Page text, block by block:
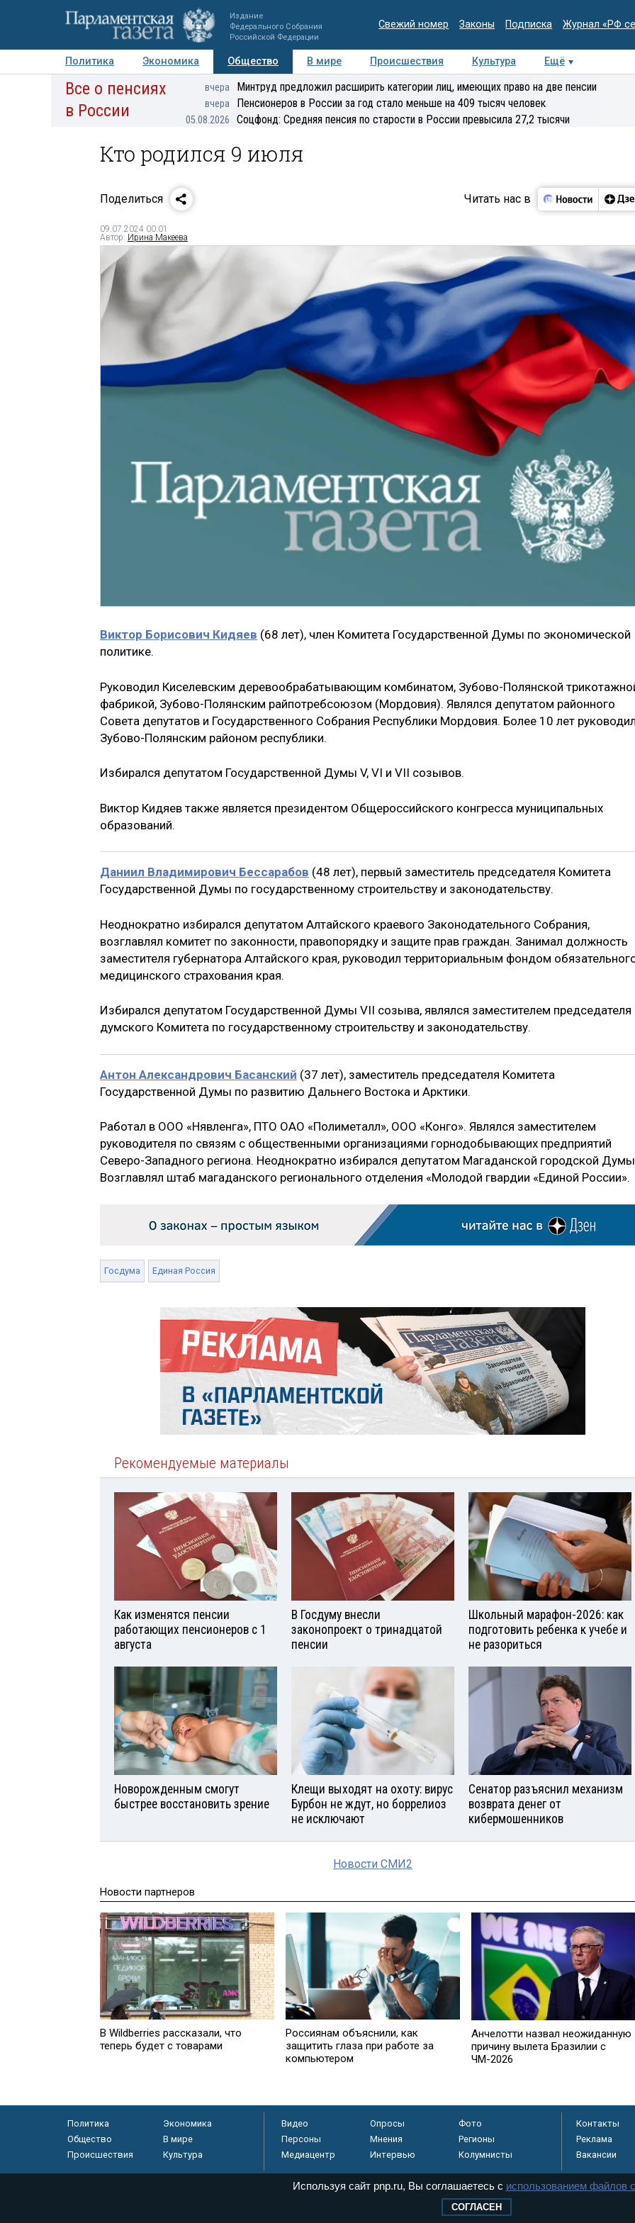
Издание
Федерального Собрания
Российской Федерации
Свежий номер Законы Подписка Журнал «РФ
Политика Экономика Общество В мире Происшествия Культура
Ещё
Авторы Персоны Мнения Регионы Медиацентр Интервью Колумнисты
Все о пенсиях
в России
вчера Минтруд предложил расширить категории лиц, имеющих право на две пенсии
вчера Пенсионеров в России за год стало меньше на 409 тысяч человек
05.08.2026 Соцфонд: Средняя пенсия по старости в России превысила 27,2 тысячи
Кто родился 9 июля
Поделиться Читать нас в
09.07.2024 00:01
Автор: Ирина Макеева
Виктор Борисович Кидяев (68 лет), член Комитета Государственной Думы по экономической
политике.
Руководил Киселевским деревообрабатывающим комбинатом, Зубово-Полянской
фабрикой, Зубово-Полянским райпотребсоюзом (Мордовия). Являлся депутатом районного
Совета депутатов и Государственного Собрания Республики Мордовия. Более 10 лет
Зубово-Полянским районом республики.
Избирался депутатом Государственной Думы V, VI и VII созывов.
Виктор Кидяев также является президентом Общероссийского конгресса муниципальных
образований.
Даниил Владимирович Бессарабов (48 лет), первый заместитель председателя Комитета
Государственной Думы по государственному строительству и законодательству.
Неоднократно избирался депутатом Алтайского краевого Законодательного Собрания,
возглавлял комитет по законности, правопорядку и защите прав граждан. Занимал должность
заместителя губернатора Алтайского края, руководил территориальным фондом
медицинского страхования края.
Избирался депутатом Государственной Думы VII созыва, являлся заместителем председателя
думского Комитета по государственному строительству и законодательству.
Антон Александрович Басанский (37 лет), заместитель председателя Комитета
Государственной Думы по развитию Дальнего Востока и Арктики.
Работал в ООО «Нявленга», ПТО ОАО «Полиметалл», ООО «Конго». Являлся заместителем
руководителя по связям с общественными организациями горнодобывающих предприятий
Северо-Западного региона. Неоднократно избирался депутатом Магаданской городской
Возглавлял штаб магаданского регионального отделения «Молодой гвардии «Единой России».
Госдума Единая Россия
Рекомендуемые материалы
Как изменятся пенсии
работающих пенсионеров с 1
августа
В Госдуму внесли
законопроект о тринадцатой
пенсии
Школьный марафон-2026: как
подготовить ребенка к учебе и
не разориться
Новорожденным смогут
быстрее восстановить зрение
Клещи выходят на охоту: вирус
Бурбон не ждут, но боррелиоз
не исключают
Сенатор разъяснил механизм
возврата денег от
кибермошенников
Новости СМИ2
Новости партнеров
В Wildberries рассказали, что
теперь будет с товарами
Россиянам объяснили, как
защитить глаза при работе за
компьютером
Анчелотти назвал неожиданную
причину вылета Бразилии с
ЧМ-2026
Политика
Экономика
Общество
В мире
Происшествия
Культура
Видео Опросы
Фото
Персоны
Мнения
Регионы
Медиацентр
Интервью Колумнисты
Контакты
Реклама
Вакансии
Используя сайт pnp.ru, Вы соглашаетесь с использованием файлов
СОГЛАСЕН